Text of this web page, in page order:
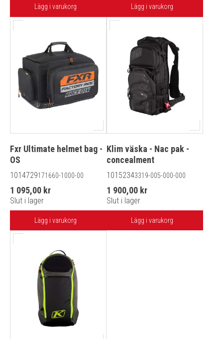
Lägg i varukorg Lägg i varukorg
Fxr Ultimate helmet bag -
OS
1014729171660-1000-00
1 095,00 kr
Slut i lager
Lägg i varukorg
Klim väska - Nac pak -
concealment
10152343319-005-000-000
1 900,00 kr
Slut i lager
Lägg i varukorg